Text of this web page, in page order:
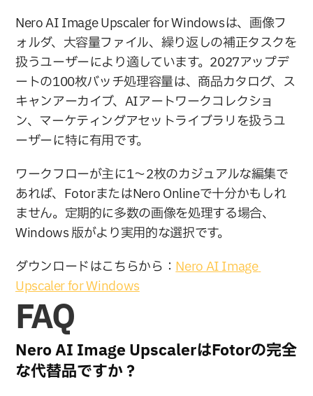
Nero AI Image Upscaler for Windowsは、画像フ
ォルダ、大容量ファイル、繰り返しの補正タスクを
扱うユーザーにより適しています。2027アップデ
ートの100枚バッチ処理容量は、商品カタログ、ス
キャンアーカイブ、AIアートワークコレクショ
ン、マーケティングアセットライブラリを扱うユ
ーザーに特に有用です。
ワークフローが主に1〜2枚のカジュアルな編集で
あれば、FotorまたはNero Onlineで十分かもしれ
ません。定期的に多数の画像を処理する場合、
Windows 版がより実用的な選択です。
ダウンロードはこちらから： Nero AI Image
Upscaler for Windows
FAQ
Nero AI Image UpscalerはFotorの完全
な代替品ですか？